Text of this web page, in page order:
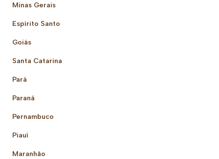
Minas Gerais
Espírito Santo
Goiás
Santa Catarina
Pará
Paraná
Pernambuco
Piauí
Maranhão